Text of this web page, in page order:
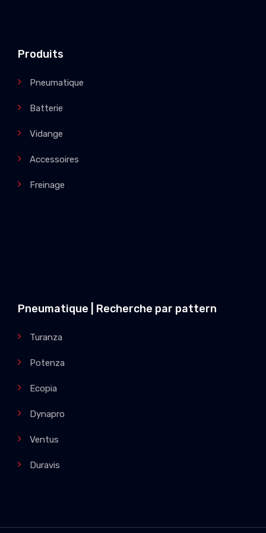
Produits
Pneumatique
Batterie
Vidange
Accessoires
Freinage
Pneumatique | Recherche par pattern
Turanza
Potenza
Ecopia
Dynapro
Ventus
Duravis